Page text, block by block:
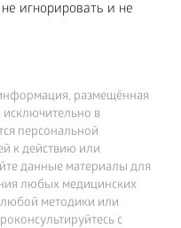
игнорировать и не
размещённая
исключительно в
персональной
к действию или
данные материалы для
любых медицинских
методики или
с